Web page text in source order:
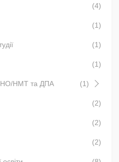
(4)
(1)
(1)
(1)
ЗНО/НМТ та ДПА (1)
(2)
(2)
(2)